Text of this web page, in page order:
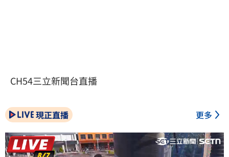
CH54三立新聞台直播
現正直播 更多